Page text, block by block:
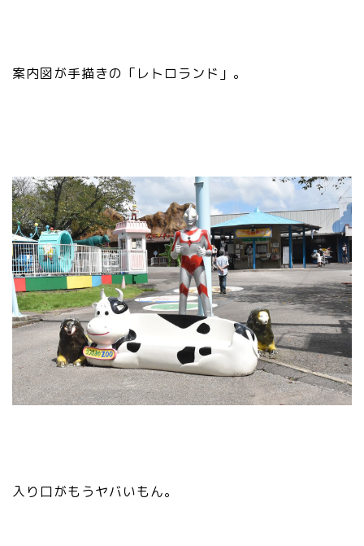
案内図が手描きの「レトロランド」。
入り口がもうヤバいもん。